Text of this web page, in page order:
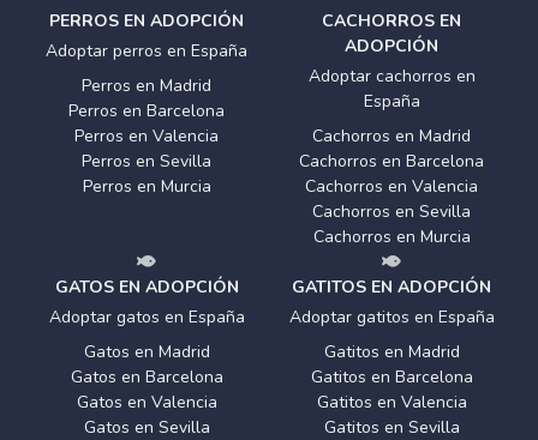
PERROS EN ADOPCIÓN
Adoptar perros en España
Perros en Madrid
Perros en Barcelona
Perros en Valencia
Perros en Sevilla
Perros en Murcia
CACHORROS EN
ADOPCIÓN
Adoptar cachorros en
España
Cachorros en Madrid
Cachorros en Barcelona
Cachorros en Valencia
Cachorros en Sevilla
Cachorros en Murcia
GATOS EN ADOPCIÓN
Adoptar gatos en España
Gatos en Madrid
Gatos en Barcelona
Gatos en Valencia
Gatos en Sevilla
GATITOS EN ADOPCIÓN
Adoptar gatitos en España
Gatitos en Madrid
Gatitos en Barcelona
Gatitos en Valencia
Gatitos en Sevilla